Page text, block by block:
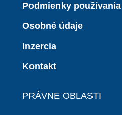
Podmienky používania
Osobné údaje
Inzercia
Kontakt
PRÁVNE OBLASTI